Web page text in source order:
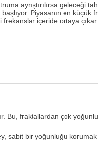
ayrıştırılırsa geleceği
Piyasanın en küçük
içeride ortaya
Bu, fraktallardan çok
sabit bir yoğunluğu